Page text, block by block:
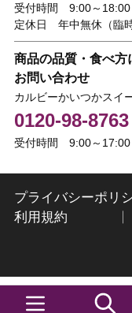
受付時間 9:00～18:00
定休日 年中無休（臨時
商品の品質・食べ方
お問い合わせ
カルビーかいつかスイ
0120-98-8763
受付時間 9:00～17:00
プライバシーポリ
利用規約